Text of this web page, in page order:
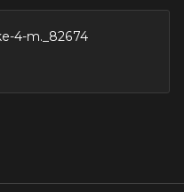
4-m._82674